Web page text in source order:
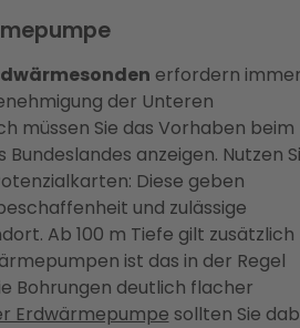
erfordern
der Unteren
müssen Sie das Vorhaben beim
anzeigen. Nutzen
Diese geben
und zulässige
Ab 100 m Tiefe gilt zusätzlich
ist das in der Regel
Bohrungen deutlich flacher
Erdwärmepumpe sollten Sie